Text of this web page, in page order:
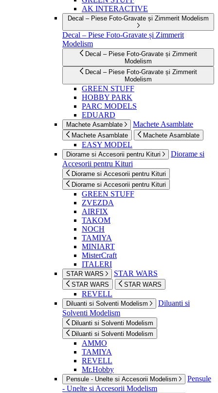
AK INTERACTIVE
Decal – Piese Foto-Gravate și Zimmerit Modelism
Decal – Piese Foto-Gravate și Zimmerit
Modelism
Decal – Piese Foto-Gravate și Zimmerit
Modelism
Decal – Piese Foto-Gravate și Zimmerit
Modelism
GREEN STUFF
HOBBY PARK
PARC MODELS
EDUARD
Machete Asamblate Machete Asamblate
Machete Asamblate Machete Asamblate
EASY MODEL
Diorame si Accesorii pentru Kituri
Diorame si
Accesorii pentru Kituri
Diorame si Accesorii pentru Kituri
Diorame si Accesorii pentru Kituri
GREEN STUFF
ZVEZDA
AIRFIX
TAKOM
NOCH
TAMIYA
MINIART
MisterCraft
ITALERI
STAR WARS STAR WARS
STAR WARS STAR WARS
REVELL
Diluanti si Solventi Modelism
Diluanti si
Solventi Modelism
Diluanti si Solventi Modelism
Diluanti si Solventi Modelism
AMMO
TAMIYA
REVELL
Mr.Hobby
Pensule - Unelte si Accesorii Modelism
Pensule
- Unelte si Accesorii Modelism